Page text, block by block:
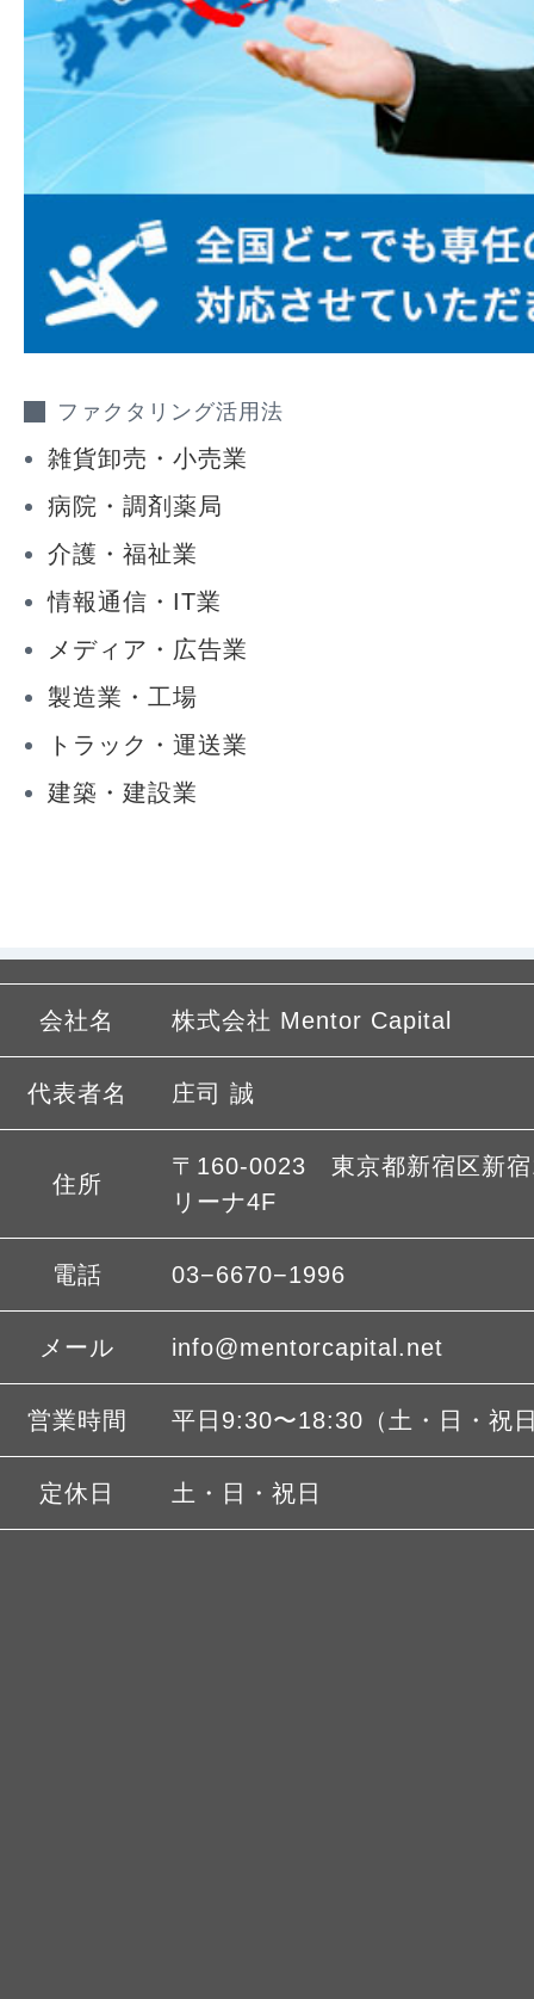
ファクタリング活用法
雑貨卸売・小売業
病院・調剤薬局
介護・福祉業
情報通信・IT業
メディア・広告業
製造業・工場
トラック・運送業
建築・建設業
会社名 株式会社 Mentor Capital
代表者名 庄司 誠
住所
〒160-0023 東京都新宿区新
リーナ4F
電話 03−6670−1996
メール info@mentorcapital.net
営業時間 平日9:30〜18:30（土・日・祝
定休日 土・日・祝日